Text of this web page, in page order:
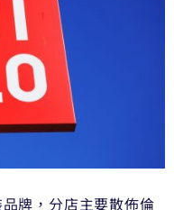
牌，分店主要散佈倫